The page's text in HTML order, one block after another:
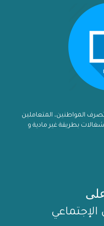
المواطنين، المتعاملين
بطريقة غير مادية و